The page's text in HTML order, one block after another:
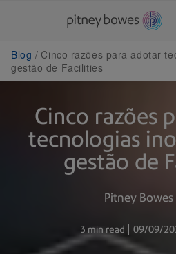
Blog
Cinco razões para adotar
gestão de Facilities
Cinco razões
tecnologias
gestão de
Pitney Bowes
3 min read 09/09/